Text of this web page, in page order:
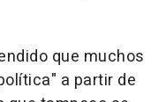
que muchos
a partir de